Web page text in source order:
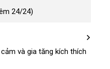
24/24)
vệ
và gia tăng kích thích